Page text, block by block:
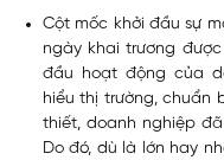
Cột mốc khởi đầu sự
ngày khai trương
đầu hoạt động của
hiểu thị trường, chuẩn
thiết, doanh nghiệp
Do đó, dù là lớn hay